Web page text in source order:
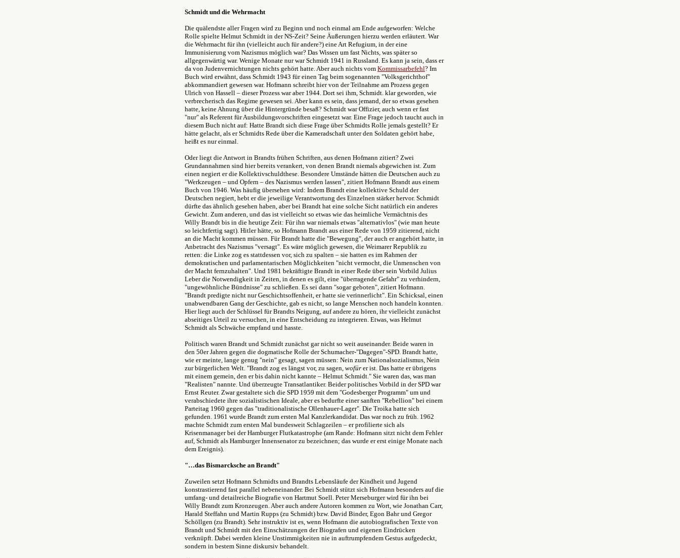
Schmidt und die Wehrmacht
Die quälendste aller Fragen wird zu Beginn und noch einmal am Ende aufgeworfen: Welche
Rolle spielte Helmut Schmidt in der NS-Zeit? Seine Äußerungen hierzu werden erläutert. War
die Wehrmacht für ihn (vielleicht auch für andere?) eine Art Refugium, in der eine
Immunisierung vom Nazismus möglich war? Das Wissen um fast Nichts, was später so
allgegenwärtig war. Wenige Monate nur war Schmidt 1941 in Russland. Es kann ja sein, dass er
da von Judenvernichtungen nichts gehört hatte. Aber auch nichts vom Kommissarbefehl? Im
Buch wird erwähnt, dass Schmidt 1943 für einen Tag beim sogenannten "Volksgerichthof"
abkommandiert gewesen war. Hofmann schreibt hier von der Teilnahme am Prozess gegen
Ulrich von Hassell – dieser Prozess war aber 1944. Dort sei ihm, Schmidt. klar geworden, wie
verbrecherisch das Regime gewesen sei. Aber kann es sein, dass jemand, der so etwas gesehen
hatte, keine Ahnung über die Hintergründe besaß? Schmidt war Offizier, auch wenn er fast
"nur" als Referent für Ausbildungsvorschriften eingesetzt war. Eine Frage jedoch taucht auch in
diesem Buch nicht auf: Hatte Brandt sich diese Frage über Schmidts Rolle jemals gestellt? Er
hätte gelacht, als er Schmidts Rede über die Kameradschaft unter den Soldaten gehört habe,
heißt es nur einmal.
Oder liegt die Antwort in Brandts frühen Schriften, aus denen Hofmann zitiert? Zwei
Grundannahmen sind hier bereits verankert, von denen Brandt niemals abgewichen ist. Zum
einen negiert er die Kollektivschuldthese. Besondere Umstände hätten die Deutschen auch zu
"Werkzeugen – und Opfern – des Nazismus werden lassen", zitiert Hofmann Brandt aus einem
Buch von 1946. Was häufig übersehen wird: Indem Brandt eine kollektive Schuld der
Deutschen negiert, hebt er die jeweilige Verantwortung des Einzelnen stärker hervor. Schmidt
dürfte das ähnlich gesehen haben, aber bei Brandt hat eine solche Sicht natürlich ein anderes
Gewicht. Zum anderen, und das ist vielleicht so etwas wie das heimliche Vermächtnis des
Willy Brandt bis in die heutige Zeit: Für ihn war niemals etwas "alternativlos" (wie man heute
so leichtfertig sagt). Hitler hätte, so Hofmann Brandt aus einer Rede von 1959 zitierend, nicht
an die Macht kommen müssen. Für Brandt hatte die "Bewegung", der auch er angehört hatte, in
Anbetracht des Nazismus "versagt". Es wäre möglich gewesen, die Weimarer Republik zu
retten: die Linke zog es stattdessen vor, sich zu spalten – sie hatten es im Rahmen der
demokratischen und parlamentarischen Möglichkeiten "nicht vermocht, die Unmenschen von
der Macht fernzuhalten". Und 1981 bekräftigte Brandt in einer Rede über sein Vorbild Julius
Leber die Notwendigkeit in Zeiten, in denen es gilt, eine "überragende Gefahr" zu verhindern,
"ungewöhnliche Bündnisse" zu schließen. Es sei dann "sogar geboten", zitiert Hofmann.
"Brandt predigte nicht nur Geschichtsoffenheit, er hatte sie verinnerlicht". Ein Schicksal, einen
unabwendbaren Gang der Geschichte, gab es nicht, so lange Menschen noch handeln konnten.
Hier liegt auch der Schlüssel für Brandts Neigung, auf andere zu hören, ihr vielleicht zunächst
abseitiges Urteil zu versuchen, in eine Entscheidung zu integrieren. Etwas, was Helmut
Schmidt als Schwäche empfand und hasste.
Politisch waren Brandt und Schmidt zunächst gar nicht so weit auseinander. Beide waren in
den 50er Jahren gegen die dogmatische Rolle der Schumacher-"Dagegen"-SPD. Brandt hatte,
wie er meinte, lange genug "nein" gesagt, sagen müssen: Nein zum Nationalsozialismus, Nein
zur bürgerlichen Welt. "Brandt zog es längst vor, zu sagen, wofür er ist. Das hatte er übrigens
mit einem gemein, den er bis dahin nicht kannte – Helmut Schmidt." Sie waren das, was man
"Realisten" nannte. Und überzeugte Transatlantiker. Beider politisches Vorbild in der SPD war
Ernst Reuter. Zwar gestaltete sich die SPD 1959 mit dem "Godesberger Programm" um und
verabschiedete ihre sozialistischen Ideale, aber es bedurfte einer sanften "Rebellion" bei einem
Parteitag 1960 gegen das "traditionalistische Ollenhauer-Lager". Die Troika hatte sich
gefunden. 1961 wurde Brandt zum ersten Mal Kanzlerkandidat. Das war noch zu früh. 1962
machte Schmidt zum ersten Mal bundesweit Schlagzeilen – er profilierte sich als
Krisenmanager bei der Hamburger Flutkatastrophe (am Rande: Hofmann sitzt nicht dem Fehler
auf, Schmidt als Hamburger Innensenator zu bezeichnen; das wurde er erst einige Monate nach
dem Ereignis).
"…das Bismarcksche an Brandt"
Zuweilen setzt Hofmann Schmidts und Brandts Lebensläufe der Kindheit und Jugend
konstrastierend fast parallel nebeneinander. Bei Schmidt stützt sich Hofmann besonders auf die
umfang- und detailreiche Biografie von Hartmut Soell. Peter Merseburger wird für ihn bei
Willy Brandt zum Kronzeugen. Aber auch andere Autoren kommen zu Wort, wie Jonathan Carr,
Harald Steffahn und Martin Rupps (zu Schmidt) bzw. David Binder, Egon Bahr und Gregor
Schöllgen (zu Brandt). Sehr instruktiv ist es, wenn Hofmann die autobiografischen Texte von
Brandt und Schmidt mit den Einschätzungen der Biografen und eigenen Eindrücken
verknüpft. Dabei werden kleine Unstimmigkeiten nie in auftrumpfendem Gestus aufgedeckt,
sondern in bestem Sinne diskursiv behandelt.